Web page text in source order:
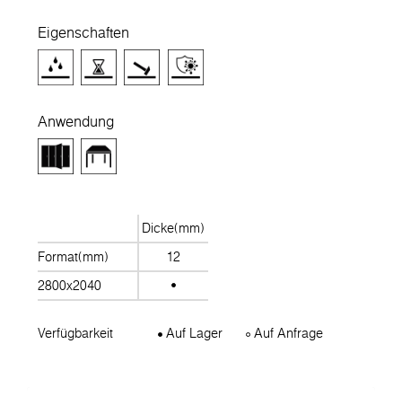
Eigenschaften
Anwendung
Dicke(mm)
Format(mm)
12
2800x2040
Verfügbarkeit Auf Lager Auf Anfrage